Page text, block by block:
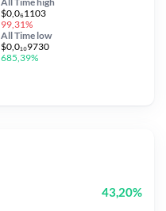
$0,0₆1103
99,31%
All Time low
$0,0₁₀9730
685,39%
43,20%